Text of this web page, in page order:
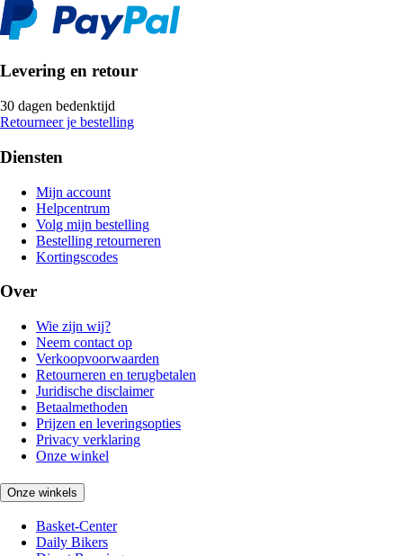
Levering en retour
30 dagen bedenktijd
Retourneer je bestelling
Diensten
Mijn account
Helpcentrum
Volg mijn bestelling
Bestelling retourneren
Kortingscodes
Over
Wie zijn wij?
Neem contact op
Verkoopvoorwaarden
Retourneren en terugbetalen
Juridische disclaimer
Betaalmethoden
Prijzen en leveringsopties
Privacy verklaring
Onze winkel
Onze winkels
Basket-Center
Daily Bikers